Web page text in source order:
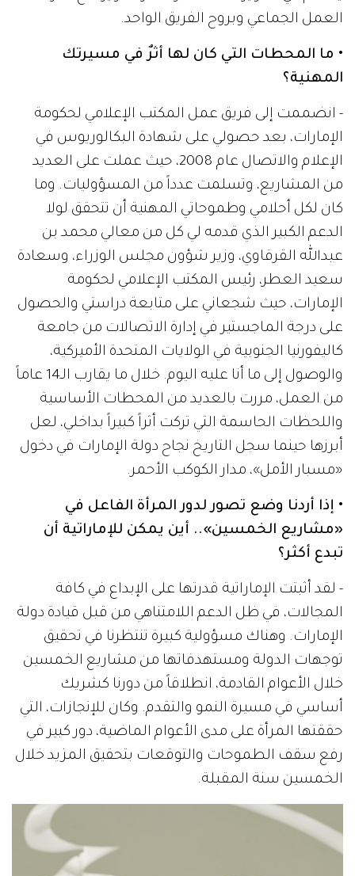
العمل الجماعي وبروح الفريق الواحد.
• ما المحطات التي كان لها أثرٌ في مسيرتك
المهنية؟
- انضممت إلى فريق عمل المكتب الإعلامي لحكومة
الإمارات، بعد حصولي على شهادة البكالوريوس في
الإعلام والاتصال عام 2008، حيث عملت على العديد
من المشاريع، وتسلمت عدداً من المسؤوليات. وما
كان لكل أحلامي وطموحاتي المهنية أن تتحقق لولا
الدعم الكبير الذي قدمه لي كل من معالي محمد بن
عبدالله القرقاوي، وزير شؤون مجلس الوزراء، وسعادة
سعيد العطر، رئيس المكتب الإعلامي لحكومة
الإمارات، حيث شجعاني على متابعة دراستي والحصول
على درجة الماجستير في إدارة الاتصالات من جامعة
كاليفورنيا الجنوبية في الولايات المتحدة الأميركية،
والوصول إلى ما أنا عليه اليوم. خلال ما يقارب الـ14 عاماً
من العمل، مررت بالعديد من المحطات الأساسية
واللحظات الحاسمة التي تركت أثراً كبيراً بداخلي، لعل
أبرزها حينما سجل التاريخ نجاح دولة الإمارات في دخول
«مسبار الأمل»، مدار الكوكب الأحمر.
• إذا أردنا وضع تصور لدور المرأة الفاعل في
«مشاريع الخمسين».. أين يمكن للإماراتية أن
تبدع أكثر؟
- لقد أثبتت الإماراتية قدرتها على الإبداع في كافة
المجالات، في ظل الدعم اللامتناهي من قبل قيادة دولة
الإمارات. وهناك مسؤولية كبيرة تنتظرنا في تحقيق
توجهات الدولة ومستهدفاتها من مشاريع الخمسين
خلال الأعوام القادمة، انطلاقاً من دورنا كشريك
أساسي في مسيرة النمو والتقدم. وكان للإنجازات، التي
حققتها المرأة على مدى الأعوام الماضية، دور كبير في
رفع سقف الطموحات والتوقعات بتحقيق المزيد خلال
الخمسين سنة المقبلة.